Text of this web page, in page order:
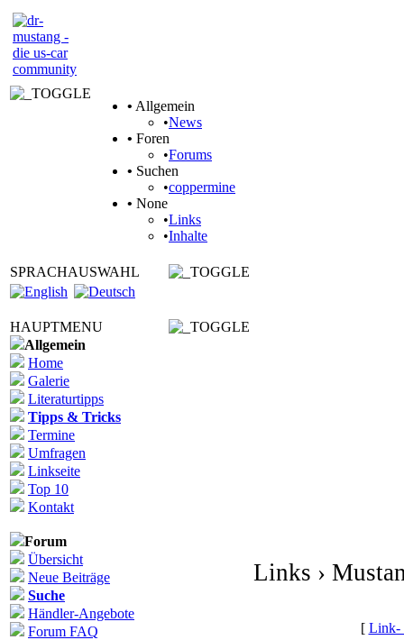
• Allgemein
•News
• Foren
•Forums
• Suchen
•coppermine
• None
•Links
•Inhalte
SPRACHAUSWAHL
HAUPTMENU
Allgemein
Home
Galerie
Literaturtipps
Tipps & Tricks
Termine
Umfragen
Linkseite
Top 10
Kontakt
Forum
Übersicht
Neue Beiträge
Suche
Händler-Angebote
Forum FAQ
Links ›
[ Link-